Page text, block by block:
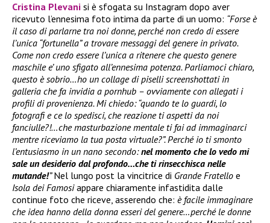
Cristina Plevani si è sfogata su Instagram dopo aver
ricevuto l’ennesima foto intima da parte di un uomo: “Forse è
il caso di parlarne tra noi donne, perché non credo di essere
l’unica “fortunella” a trovare messaggi del genere in privato.
Come non credo essere l’unica a ritenere che questo genere
maschile e’ uno sfigato all’ennesima potenza. Parliamoci chiaro,
questo è sobrio…ho un collage di piselli screenshottati in
galleria che fa invidia a pornhub – ovviamente con allegati i
profili di provenienza. Mi chiedo: “quando te lo guardi, lo
fotografi e ce lo spedisci, che reazione ti aspetti da noi
fanciulle?!…che masturbazione mentale ti fai ad immaginarci
mentre riceviamo la tua posta virtuale?”. Perché io ti smonto
l’entusiasmo in un nano secondo:nel momento che lo vedo mi
sale un desiderio dal profondo…che ti rinsecchisca nelle
mutande!”Nel lungo post la vincitrice di Grande Fratello e
Isola dei Famosiappare chiaramente infastidita dalle
continue foto che riceve, asserendo che: è facile immaginare
che idea hanno della donna esseri del genere…perché le donne